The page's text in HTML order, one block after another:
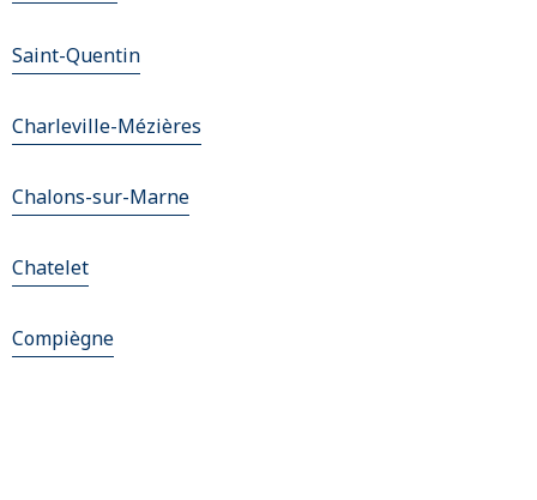
Saint-Quentin
Charleville-Mézières
Chalons-sur-Marne
Chatelet
Compiègne